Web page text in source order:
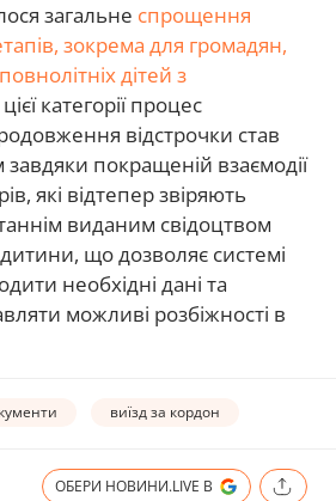
загальне спрощення
зокрема для громадян,
дітей з
категорії процес
відстрочки став
покращеній взаємодії
які відтепер звіряють
виданим свідоцтвом
що дозволяє системі
необхідні дані та
можливі розбіжності в
виїзд за кордон
ОБЕРИ НОВИНИ.LIVE В